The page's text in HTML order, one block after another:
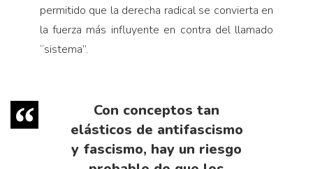
permitido que la derecha radical se convierta en
la fuerza más influyente en contra del llamado
“sistema”.
Con conceptos tan
elásticos de antifascismo
y fascismo, hay un riesgo